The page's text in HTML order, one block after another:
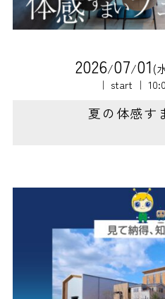
2026/07/01(
｜ start ｜
夏の体感す